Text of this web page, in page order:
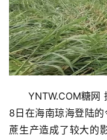
YNTW.COM糖网
8日在海南琼海登陆的
蔗生产造成了较大的